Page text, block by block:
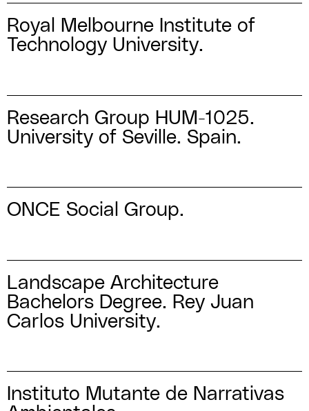
Royal Melbourne Institute of
Technology University.
Research Group HUM-1025.
University of Seville. Spain.
ONCE Social Group.
Landscape Architecture
Bachelors Degree. Rey Juan
Carlos University.
Instituto Mutante de Narrativas